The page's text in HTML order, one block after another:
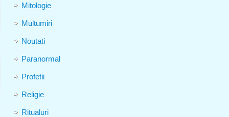
Mitologie
Multumiri
Noutati
Paranormal
Profetii
Religie
Ritualuri